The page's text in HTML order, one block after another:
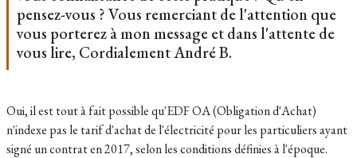
pensez-vous ? Vous remerciant de l'attention que
vous porterez à mon message et dans l'attente de
vous lire, Cordialement André B.
Oui, il est tout à fait possible qu'EDF OA (Obligation d'Achat)
n'indexe pas le tarif d'achat de l'électricité pour les particuliers ayant
signé un contrat en 2017, selon les conditions définies à l'époque.